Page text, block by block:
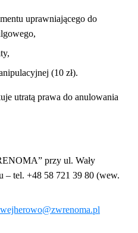
uprawniającego do
(10 zł).
utratą prawa do anulowania
przy ul. Wały
– tel. +48 58 721 39 80 (wew.